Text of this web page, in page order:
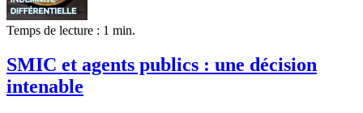
Temps de lecture : 1 min.
SMIC et agents publics : une décision
intenable